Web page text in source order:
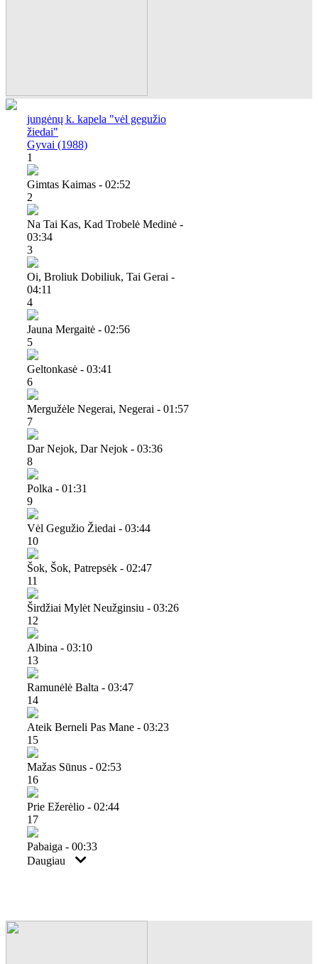
jungėnų k. kapela "vėl gegužio
žiedai"
Gyvai (1988)
1
Gimtas Kaimas - 02:52
2
Na Tai Kas, Kad Trobelė Medinė -
03:34
3
Oi, Broliuk Dobiliuk, Tai Gerai -
04:11
4
Jauna Mergaitė - 02:56
5
Geltonkasė - 03:41
6
Mergužėle Negerai, Negerai - 01:57
7
Dar Nejok, Dar Nejok - 03:36
8
Polka - 01:31
9
Vėl Gegužio Žiedai - 03:44
10
Šok, Šok, Patrepsėk - 02:47
11
Širdžiai Mylėt Neužginsiu - 03:26
12
Albina - 03:10
13
Ramunėlė Balta - 03:47
14
Ateik Berneli Pas Mane - 03:23
15
Mažas Sūnus - 02:53
16
Prie Ežerėlio - 02:44
17
Pabaiga - 00:33
Daugiau